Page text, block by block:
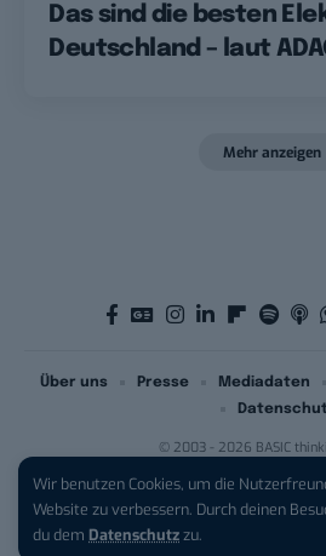
Wir benutzen Cookies, um die
Website zu verbessern. Durch deinen
du dem Datenschutzzu.
Das sind die besten
Deutschland – laut
Mehr anzeigen
© 2003 - 2026 BASIC
Über uns Presse Mediadaten
iPhone 17 Pro sichern:Für 1
200 € Hardware-Bonus!